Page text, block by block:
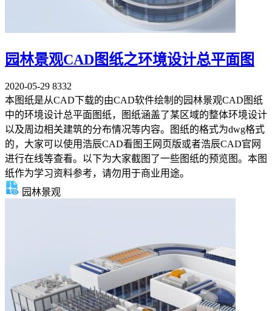
园林景观CAD图纸之环境设计总平面图
2020-05-29 8332
本图纸是从CAD下载的由CAD软件绘制的园林景观CAD图纸
中的环境设计总平面图纸，图纸涵盖了某区域的整体环境设计
以及周边相关建筑的分布情况等内容。图纸的格式为dwg格式
的，大家可以使用浩辰CAD看图王网页版或者浩辰CAD官网
进行在线等查看。以下为大家截图了一些图纸的预览图。本图
纸作为学习资料参考，请勿用于商业用途。
园林景观